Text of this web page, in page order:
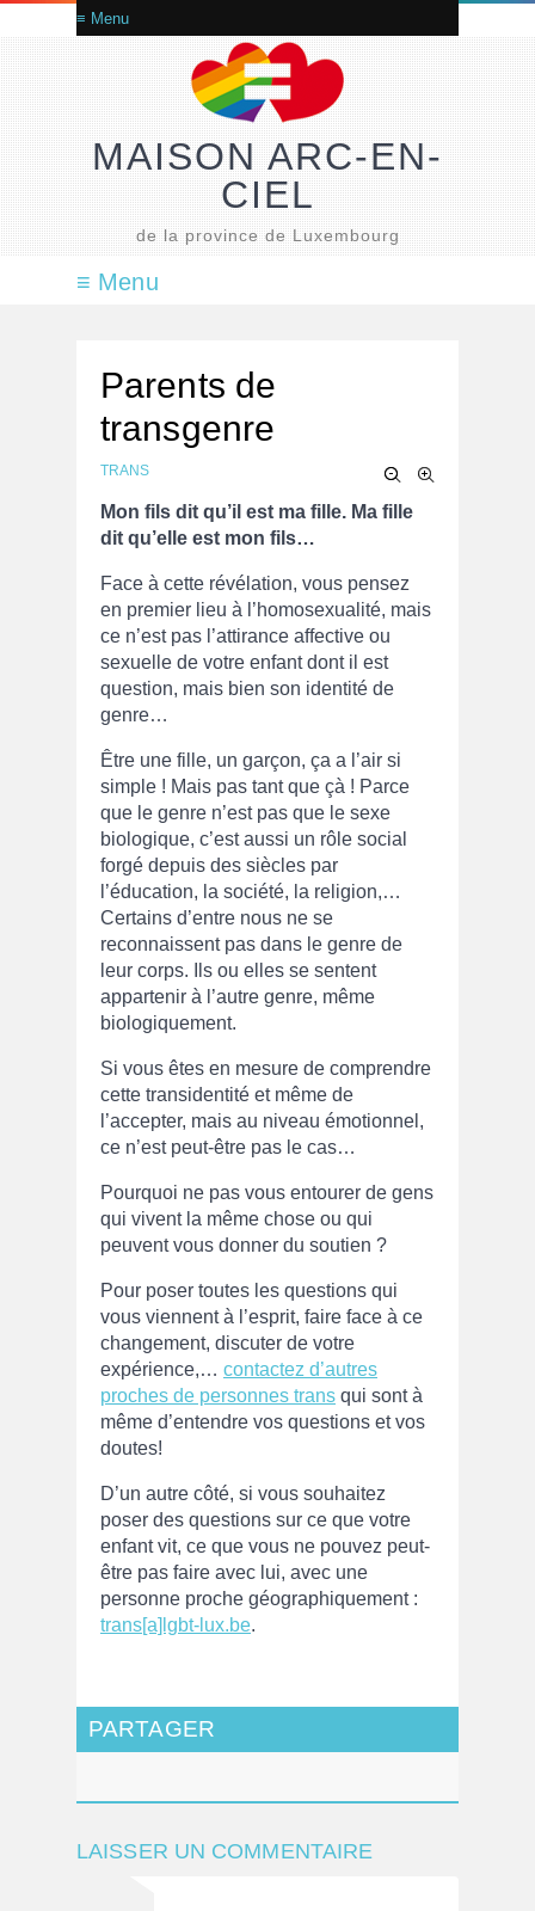
MAISON ARC-EN-
CIEL
de la province de Luxembourg
Parents de
transgenre
TRANS
Mon fils dit qu’il est ma fille. Ma fille
dit qu’elle est mon fils…
Face à cette révélation, vous pensez
en premier lieu à l’homosexualité, mais
ce n’est pas l’attirance affective ou
sexuelle de votre enfant dont il est
question, mais bien son identité de
genre…
Être une fille, un garçon, ça a l’air si
simple ! Mais pas tant que çà ! Parce
que le genre n’est pas que le sexe
biologique, c’est aussi un rôle social
forgé depuis des siècles par
l’éducation, la société, la religion,…
Certains d’entre nous ne se
reconnaissent pas dans le genre de
leur corps. Ils ou elles se sentent
appartenir à l’autre genre, même
biologiquement.
Si vous êtes en mesure de comprendre
cette transidentité et même de
l’accepter, mais au niveau émotionnel,
ce n’est peut-être pas le cas…
Pourquoi ne pas vous entourer de gens
qui vivent la même chose ou qui
peuvent vous donner du soutien ?
Pour poser toutes les questions qui
vous viennent à l’esprit, faire face à ce
changement, discuter de votre
expérience,… contactez d’autres
proches de personnes trans qui sont à
même d’entendre vos questions et vos
doutes!
D’un autre côté, si vous souhaitez
poser des questions sur ce que votre
enfant vit, ce que vous ne pouvez peut-
être pas faire avec lui, avec une
personne proche géographiquement :
trans[a]lgbt-lux.be.
PARTAGER
LAISSER UN COMMENTAIRE